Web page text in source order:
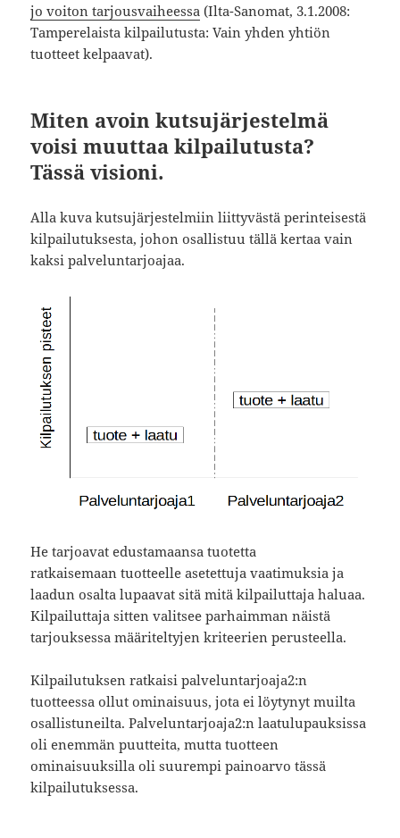
jo voiton tarjousvaiheessa (Ilta-Sanomat, 3.1.2008:
Tamperelaista kilpailutusta: Vain yhden yhtiön
tuotteet kelpaavat).
Miten avoin kutsujärjestelmä
voisi muuttaa kilpailutusta?
Tässä visioni.
Alla kuva kutsujärjestelmiin liittyvästä perinteisestä
kilpailutuksesta, johon osallistuu tällä kertaa vain
kaksi palveluntarjoajaa.
He tarjoavat edustamaansa tuotetta
ratkaisemaan tuotteelle asetettuja vaatimuksia ja
laadun osalta lupaavat sitä mitä kilpailuttaja haluaa.
Kilpailuttaja sitten valitsee parhaimman näistä
tarjouksessa määriteltyjen kriteerien perusteella.
Kilpailutuksen ratkaisi palveluntarjoaja2:n
tuotteessa ollut ominaisuus, jota ei löytynyt muilta
osallistuneilta. Palveluntarjoaja2:n laatulupauksissa
oli enemmän puutteita, mutta tuotteen
ominaisuuksilla oli suurempi painoarvo tässä
kilpailutuksessa.